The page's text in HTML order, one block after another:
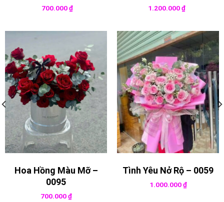
700.000₫ 1.200.000₫
Hoa Hồng Màu Mỡ –
0095
700.000₫
Tình Yêu Nở Rộ – 0059
1.000.000₫